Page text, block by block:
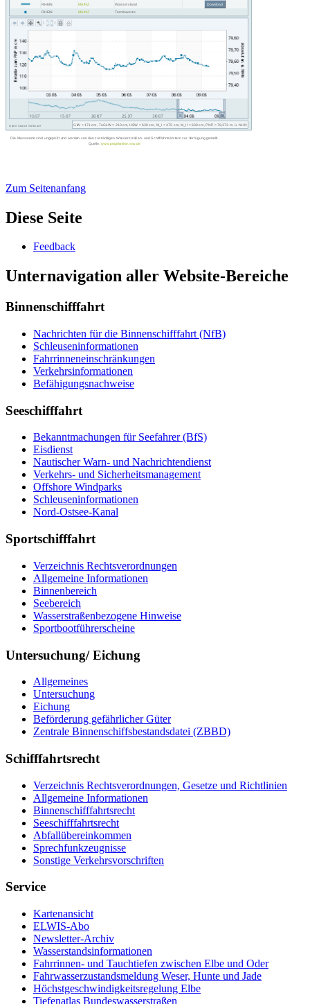
Zum Seitenanfang
Diese Seite
Feed­back
Unternavigation aller Website-Bereiche
Binnenschifffahrt
Nach­rich­ten für die Bin­nen­schiff­fahrt (NfB)
Schleu­sen­in­for­ma­tio­nen
Fahr­rin­nen­ein­schrän­kun­gen
Ver­kehrs­in­for­ma­tio­nen
Be­fä­hi­gungs­nach­wei­se
Seeschifffahrt
Be­kannt­ma­chun­gen für See­fah­rer (BfS)
Eis­dienst
Nau­ti­scher Warn-​ und Nach­rich­ten­dienst
Ver­kehrs-​ und Si­cher­heits­ma­na­ge­ment
Offs­ho­re Wind­parks
Schleu­sen­in­for­ma­tio­nen
Nord-​Ost­see-​Ka­nal
Sportschifffahrt
Ver­zeich­nis Rechts­ver­ord­nun­gen
All­ge­mei­ne In­for­ma­tio­nen
Bin­nen­be­reich
See­be­reich
Was­ser­stra­ßen­be­zo­ge­ne Hin­wei­se
Sport­boot­füh­rer­schei­ne
Untersuchung/ Eichung
All­ge­mei­nes
Un­ter­su­chung
Ei­chung
Be­för­de­rung ge­fähr­li­cher Gü­ter
Zen­tra­le Bin­nen­schiffs­be­stands­da­tei (ZBBD)
Schifffahrtsrecht
Ver­zeich­nis Rechts­ver­ord­nun­gen, Ge­set­ze und Richt­li­ni­en
All­ge­mei­ne In­for­ma­tio­nen
Bin­nen­schiff­fahrts­recht
See­schiff­fahrts­recht
Ab­fall­über­ein­kom­men
Sprech­funk­zeug­nis­se
Sons­ti­ge Ver­kehrs­vor­schrif­ten
Service
Kar­ten­an­sicht
EL­WIS-​Abo
Newslet­ter-​Ar­chiv
Was­ser­stands­in­for­ma­tio­nen
Fahr­rin­nen-​ und Tauch­tie­fen zwi­schen El­be und Oder
Fahr­was­ser­zu­stands­mel­dung We­ser, Hun­te und Ja­de
Höchst­ge­schwin­dig­keits­re­ge­lung El­be
Tie­fe­n­at­las Bun­des­was­ser­stra­ßen